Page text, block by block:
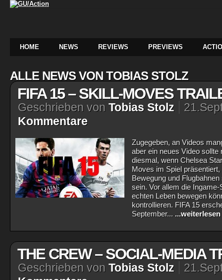
HOME NEWS REVIEWS PREVIEWS
ALLE NEWS VON TOBIAS STOLZ
FIFA 15 – SKILL-MOVES
Geschrieben von Tobias Stolz
Kommentare
Zugegeben, an Videos
aber ein neues Video
diesmal, wenn Chelsea
Moves im Spiel
Bewegung und
sein. Vor allem die
echten Leben bewegen
kontrollieren. FIFA 15
September... ...weiterlesen
THE CREW – SOCIAL-MEDIA
Geschrieben von Tobias Stolz